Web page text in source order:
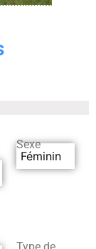
Sexe
Féminin
Type de